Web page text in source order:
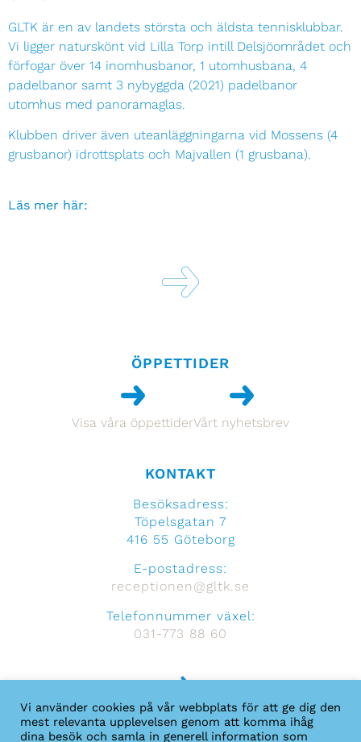
GLTK är en av landets största och äldsta tennisklubbar.
Vi ligger naturskönt vid Lilla Torp intill Delsjöområdet och
förfogar över 14 inomhusbanor, 1 utomhusbana, 4
padelbanor samt 3 nybyggda (2021) padelbanor
utomhus med panoramaglas.
Klubben driver även uteanläggningarna vid Mossens (4
grusbanor) idrottsplats och Majvallen (1 grusbana).
Läs mer här:
ÖPPETTIDER
Visa våra öppettiderVårt nyhetsbrev
KONTAKT
Besöksadress:
Töpelsgatan 7
416 55 Göteborg
E-postadress:
receptionen@gltk.se
Telefonnummer växel:
031-773 88 60
Hitta hit
Vi använder cookies på vår webbplats för att ge dig den
mest relevanta upplevelsen genom att komma ihåg
dina besök och samla in generell information som